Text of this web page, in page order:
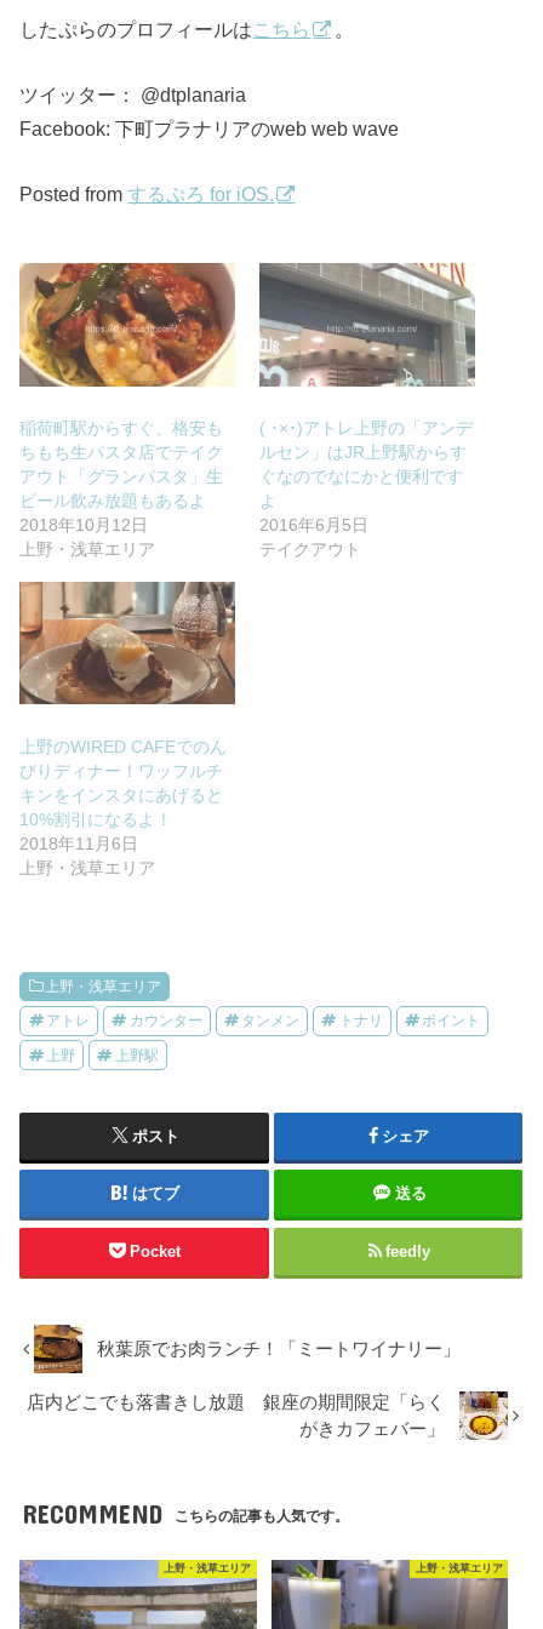
したぷらのプロフィールは こちら
ツイッター： @dtplanaria
Facebook: 下町プラナリアのweb web wave
Posted fromするぷろ for iOS.
稲荷町駅からすぐ、格安も
ちもち生パスタ店でテイク
アウト「グランパスタ」生
ビール飲み放題もあるよ
2018年10月12日
上野・浅草エリア
( ･×･)アトレ上野の「アンデ
ルセン」はJR上野駅からす
ぐなのでなにかと便利です
よ
2016年6月5日
テイクアウト
上野のWIRED CAFEでのん
びりディナー！ワッフルチ
キンをインスタにあげると
10%割引になるよ！
2018年11月6日
上野・浅草エリア
上野・浅草エリア
アトレ カウンター タンメン トナリ ポイント
上野 上野駅
ポスト シェア
はてブ 送る
Pocket feedly
秋葉原でお肉ランチ！「ミートワイナリー」
店内どこでも落書きし放題 銀座の期間限定「らく
がきカフェバー」
RECOMMEND こちらの記事も人気です。
上野・浅草エリア 上野・浅草エリア